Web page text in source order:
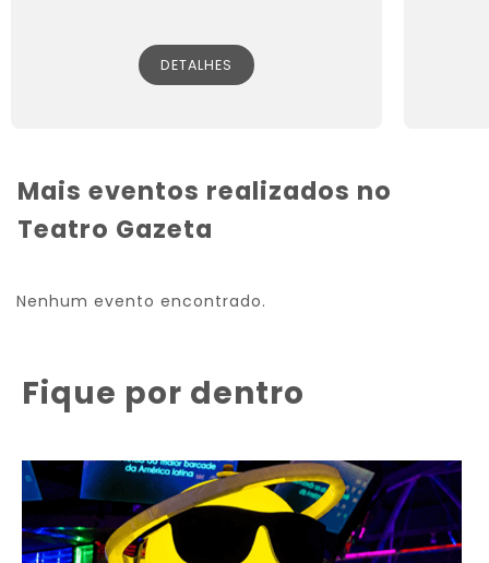
DETALHES
Mais eventos realizados no
Teatro Gazeta
Nenhum evento encontrado.
Fique por dentro